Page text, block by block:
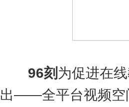
96刻 为促进在
出——全平台视频空